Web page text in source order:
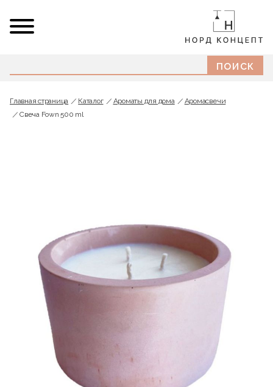
Главная страница Каталог Ароматы для дома
Аромасвечи
Свеча Fown 500 ml